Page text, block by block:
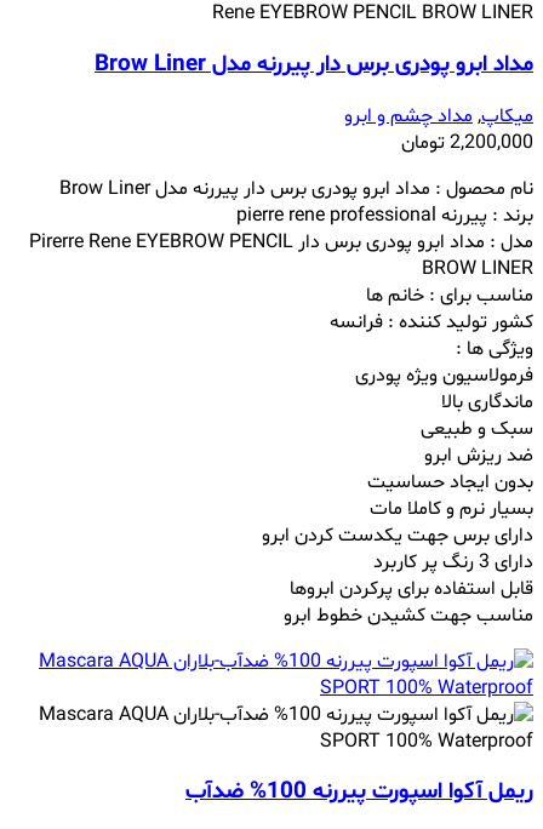
مداد ابرو پودری برس دار پیررنه مدل Brow Liner
میکاپ,مداد چشم و ابرو
2,200,000تومان
نام محصول : مداد ابرو پودری برس دار پیررنه مدل Brow Liner
برند : پیررنه pierre rene professional
مدل : مداد ابرو پودری برس دار Pirerre Rene EYEBROW PENCIL
BROW LINER
مناسب برای : خانم ها
کشور تولید کننده : فرانسه
ویژگی ها :
فرمولاسیون ویژه پودری
ماندگاری بالا
سبک و طبیعی
ضد ریزش ابرو
بدون ایجاد حساسیت
بسیار نرم و‌ کاملا مات
دارای برس جهت یکدست کردن ابرو
دارای 3 رنگ پر کاربرد
قابل استفاده برای پرکردن ابروها
مناسب جهت کشیدن خطوط ابرو
ریمل آکوا اسپورت پیررنه 100% ضدآب